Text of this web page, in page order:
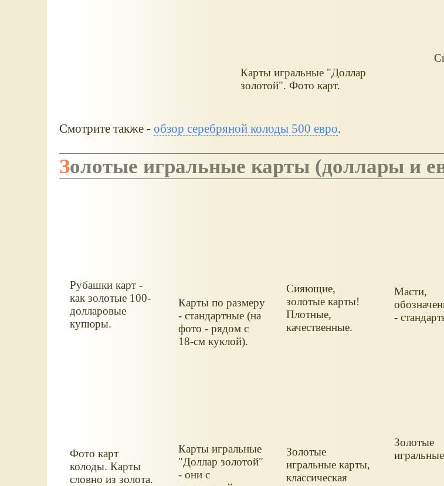
Карты игральные "Доллар
золотой". Фото карт.
Смотрите также - обзор серебряной колоды 500 евро.
Золотые игральные карты (доллары и
Рубашки карт -
как золотые 100-
долларовые
купюры.
Карты по размеру
- стандартные (на
фото - рядом с
18-см куклой).
Сияющие,
золотые карты!
Плотные,
качественные.
Масти,
-
Фото карт
колоды. Карты
словно из золота.
Карты игральные
"Доллар золотой"
- они с
Золотые
игральные карты,
классическая
Золотые